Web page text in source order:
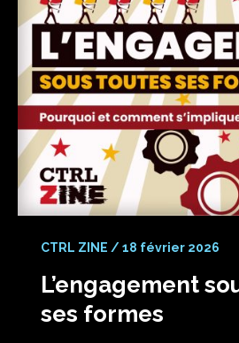
CTRL ZINE /18 février 2026
L’engagement
ses formes